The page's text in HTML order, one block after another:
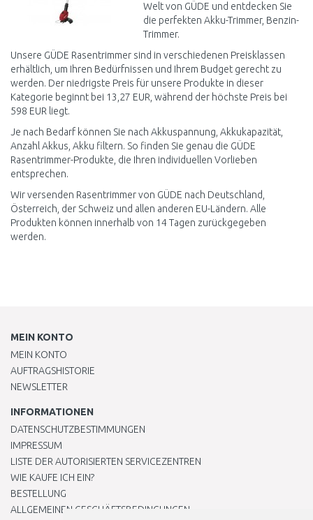
Welt von GÜDE und entdecken Sie
die perfekten Akku-Trimmer, Benzin-
Trimmer.
Unsere GÜDE Rasentrimmer sind in verschiedenen Preisklassen
erhältlich, um Ihren Bedürfnissen und Ihrem Budget gerecht zu
werden. Der niedrigste Preis für unsere Produkte in dieser
Kategorie beginnt bei 13,27 EUR, während der höchste Preis bei
598 EUR liegt.
Je nach Bedarf können Sie nach Akkuspannung, Akkukapazität,
Anzahl Akkus, Akku filtern. So finden Sie genau die GÜDE
Rasentrimmer-Produkte, die Ihren individuellen Vorlieben
entsprechen.
Wir versenden Rasentrimmer von GÜDE nach Deutschland,
Österreich, der Schweiz und allen anderen EU-Ländern. Alle
Produkten können innerhalb von 14 Tagen zurückgegeben
werden.
MEIN KONTO
MEIN KONTO
AUFTRAGSHISTORIE
NEWSLETTER
INFORMATIONEN
DATENSCHUTZBESTIMMUNGEN
IMPRESSUM
LISTE DER AUTORISIERTEN SERVICEZENTREN
WIE KAUFE ICH EIN?
BESTELLUNG
ALLGEMEINEN GESCHÄFTSBEDINGUNGEN